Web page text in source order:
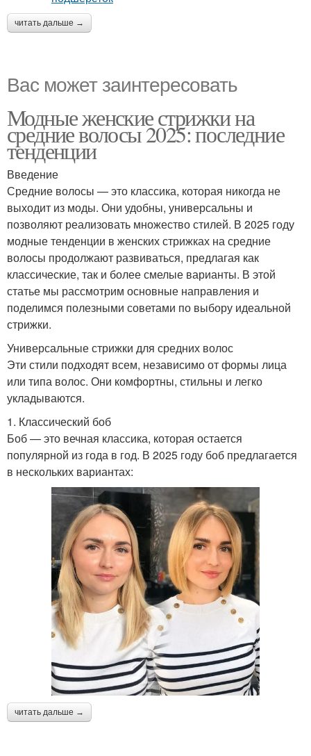
читать дальше →
Вас может заинтересовать
Модные женские стрижки на
средние волосы 2025: последние
тенденции
Введение
Средние волосы — это классика, которая никогда не
выходит из моды. Они удобны, универсальны и
позволяют реализовать множество стилей. В 2025 году
модные тенденции в женских стрижках на средние
волосы продолжают развиваться, предлагая как
классические, так и более смелые варианты. В этой
статье мы рассмотрим основные направления и
поделимся полезными советами по выбору идеальной
стрижки.
Универсальные стрижки для средних волос
Эти стили подходят всем, независимо от формы лица
или типа волос. Они комфортны, стильны и легко
укладываются.
1. Классический боб
Боб — это вечная классика, которая остается
популярной из года в год. В 2025 году боб предлагается
в нескольких вариантах:
читать дальше →